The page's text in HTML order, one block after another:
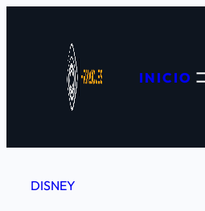
INICIO
DISNEY